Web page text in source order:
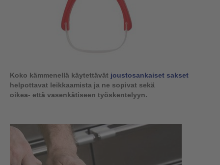
Koko kämmenellä käytettävät joustosankaiset sakset
helpottavat leikkaamista ja ne sopivat sekä
oikea- että vasenkätiseen työskentelyyn.